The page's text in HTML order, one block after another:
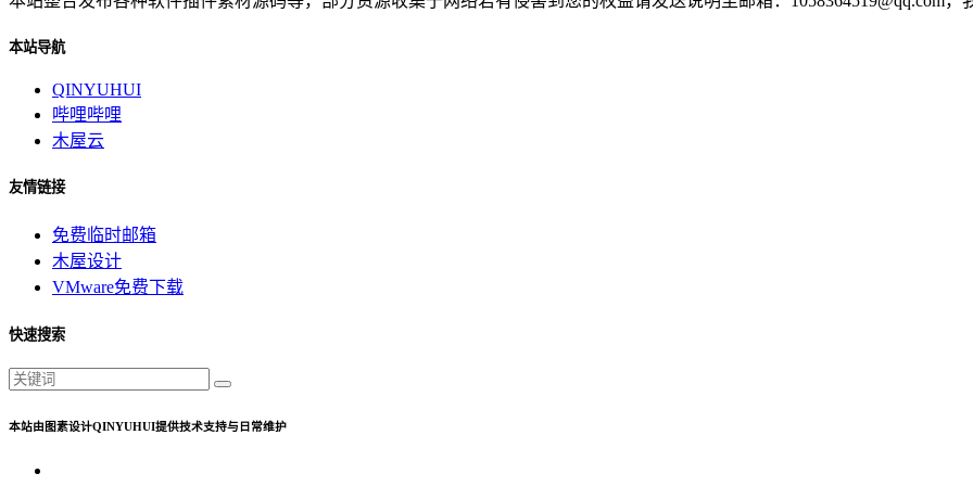
本站导航
QINYUHUI
哔哩哔哩
木屋云
友情链接
免费临时邮箱
木屋设计
VMware免费下载
快速搜索
本站由图素设计QINYUHUI提供技术支持与日常维护